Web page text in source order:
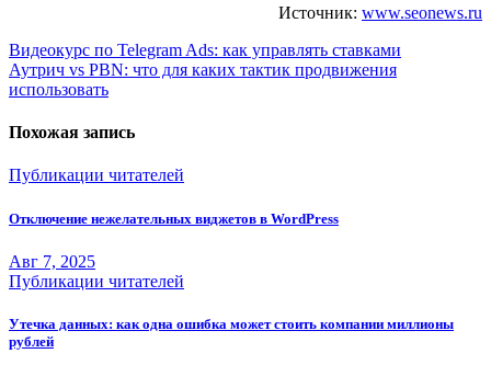
Источник: www.seonews.ru
Навигация
по
Видеокурс по Telegram Ads: как управлять ставками
Аутрич vs PBN: что для каких тактик продвижения
использовать
Похожая запись
Публикации читателей
Отключение нежелательных виджетов в WordPress
Авг 7, 2025
Публикации читателей
Утечка данных: как одна ошибка может стоить компании миллионы
рублей